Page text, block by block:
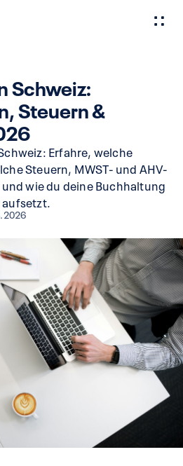
Schweiz:
Steuern &
Erfahre, welche
Steuern, MWST- und AHV-
wie du deine Buchhaltung
aufsetzt.